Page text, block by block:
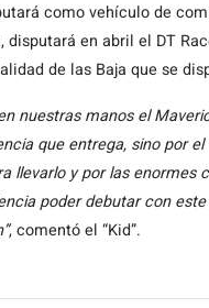
como vehículo de
disputará en abril el DT
de las Baja que se
nuestras manos el
que entrega, sino por
llevarlo y por las
poder debutar con
, comentó el “Kid”.